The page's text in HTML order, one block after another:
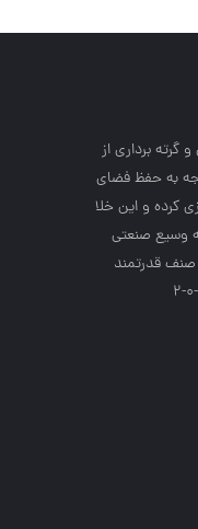
گرته برداري از
به حفظ فضاي
كرده و اين خلا
وسيع صنعتي
صنف قدرتمند